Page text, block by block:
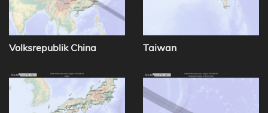
Volksrepublik China Taiwan